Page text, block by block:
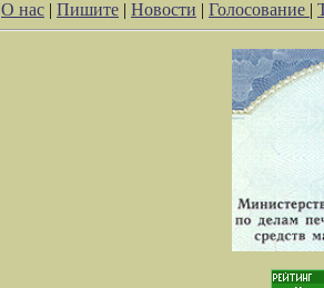
О нас | Пишите | Новости | Голосование |